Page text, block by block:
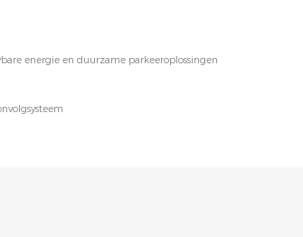
energie en duurzame parkeeroplossingen